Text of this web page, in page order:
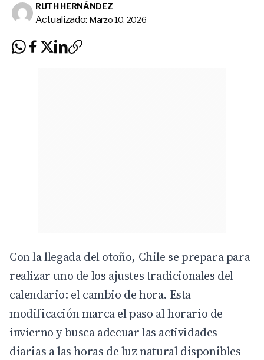
RUTH HERNÁNDEZ
Actualizado: Marzo 10, 2026
Con la llegada del otoño, Chile se prepara para
realizar uno de los ajustes tradicionales del
calendario: el cambio de hora. Esta
modificación marca el paso al horario de
invierno y busca adecuar las actividades
diarias a las horas de luz natural disponibles